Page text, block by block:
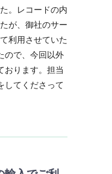
。レコードの内
が、御社のサー
利用させていた
ので、今回以外
おります。担当
してくださって